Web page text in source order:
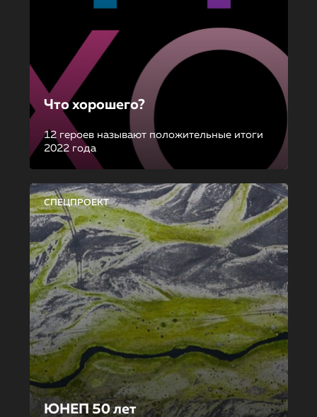
Что хорошего?
12 героев называют положительные итоги
2022 года
СПЕЦПРОЕКТ
ЮНЕП 50 лет